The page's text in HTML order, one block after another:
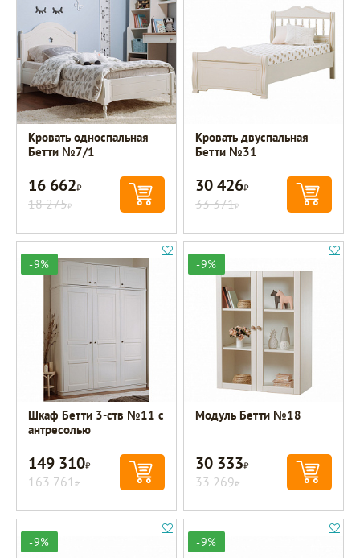
Кровать односпальная
Бетти №7/1
16 662Р
18 275Р
Кровать двуспальная
Бетти №31
30 426Р
33 371Р
-9%
Шкаф Бетти 3-ств №11 с
антресолью
149 310Р
163 761Р
-9%
Модуль Бетти №18
30 333Р
33 269Р
-9% -9%